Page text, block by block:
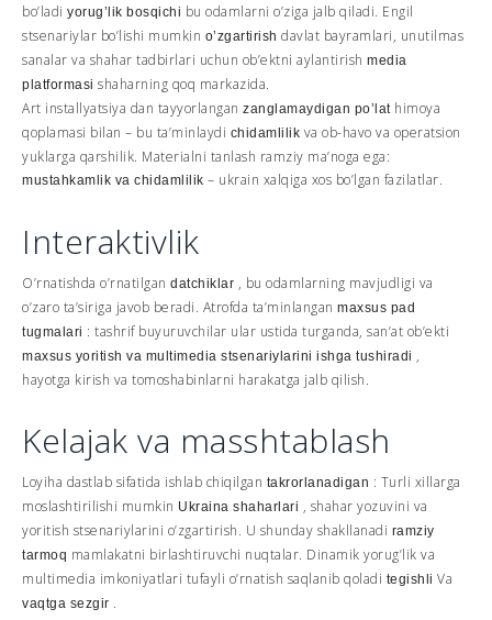
bo’ladi yorug’lik bosqichi bu odamlarni o’ziga jalb qiladi. Engil
stsenariylar bo’lishi mumkin o’zgartirish davlat bayramlari, unutilmas
sanalar va shahar tadbirlari uchun ob’ektni aylantirish media
platformasi shaharning qoq markazida.
Art installyatsiya dan tayyorlangan zanglamaydigan po’lat himoya
qoplamasi bilan – bu ta’minlaydi chidamlilik va ob-havo va operatsion
yuklarga qarshilik. Materialni tanlash ramziy ma’noga ega:
mustahkamlik va chidamlilik – ukrain xalqiga xos bo’lgan fazilatlar.
Interaktivlik
O’rnatishda o’rnatilgan datchiklar , bu odamlarning mavjudligi va
o’zaro ta’siriga javob beradi. Atrofda ta’minlangan maxsus pad
tugmalari : tashrif buyuruvchilar ular ustida turganda, san’at ob’ekti
maxsus yoritish va multimedia stsenariylarini ishga tushiradi ,
hayotga kirish va tomoshabinlarni harakatga jalb qilish.
Kelajak va masshtablash
Loyiha dastlab sifatida ishlab chiqilgan takrorlanadigan : Turli xillarga
moslashtirilishi mumkin Ukraina shaharlari , shahar yozuvini va
yoritish stsenariylarini o’zgartirish. U shunday shakllanadi ramziy
tarmoq mamlakatni birlashtiruvchi nuqtalar. Dinamik yorug’lik va
multimedia imkoniyatlari tufayli o’rnatish saqlanib qoladi tegishli Va
vaqtga sezgir .